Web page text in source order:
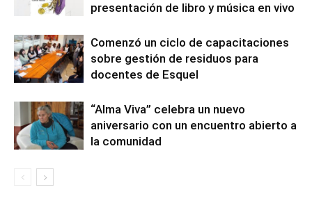
presentación de libro y música en vivo
Comenzó un ciclo de capacitaciones
sobre gestión de residuos para
docentes de Esquel
“Alma Viva” celebra un nuevo
aniversario con un encuentro abierto a
la comunidad